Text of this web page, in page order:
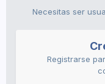
Necesitas ser
Registrarse